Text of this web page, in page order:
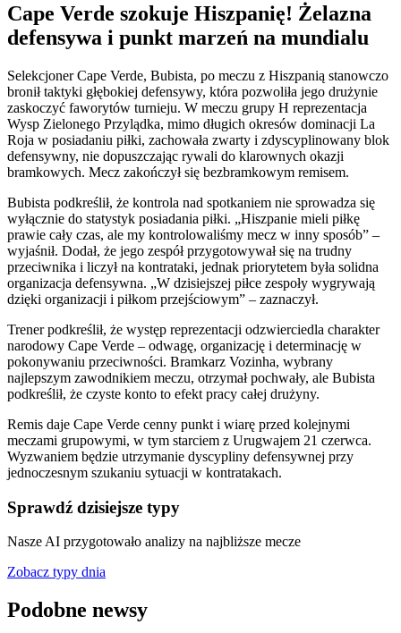
Cape Verde szokuje Hiszpanię! Żelazna
defensywa i punkt marzeń na mundialu
Selekcjoner Cape Verde, Bubista, po meczu z Hiszpanią stanowczo
bronił taktyki głębokiej defensywy, która pozwoliła jego drużynie
zaskoczyć faworytów turnieju. W meczu grupy H reprezentacja
Wysp Zielonego Przylądka, mimo długich okresów dominacji La
Roja w posiadaniu piłki, zachowała zwarty i zdyscyplinowany blok
defensywny, nie dopuszczając rywali do klarownych okazji
bramkowych. Mecz zakończył się bezbramkowym remisem.
Bubista podkreślił, że kontrola nad spotkaniem nie sprowadza się
wyłącznie do statystyk posiadania piłki. „Hiszpanie mieli piłkę
prawie cały czas, ale my kontrolowaliśmy mecz w inny sposób” –
wyjaśnił. Dodał, że jego zespół przygotowywał się na trudny
przeciwnika i liczył na kontrataki, jednak priorytetem była solidna
organizacja defensywna. „W dzisiejszej piłce zespoły wygrywają
dzięki organizacji i piłkom przejściowym” – zaznaczył.
Trener podkreślił, że występ reprezentacji odzwierciedla charakter
narodowy Cape Verde – odwagę, organizację i determinację w
pokonywaniu przeciwności. Bramkarz Vozinha, wybrany
najlepszym zawodnikiem meczu, otrzymał pochwały, ale Bubista
podkreślił, że czyste konto to efekt pracy całej drużyny.
Remis daje Cape Verde cenny punkt i wiarę przed kolejnymi
meczami grupowymi, w tym starciem z Urugwajem 21 czerwca.
Wyzwaniem będzie utrzymanie dyscypliny defensywnej przy
jednoczesnym szukaniu sytuacji w kontratakach.
Sprawdź dzisiejsze typy
Nasze AI przygotowało analizy na najbliższe mecze
Zobacz typy dnia
Podobne newsy